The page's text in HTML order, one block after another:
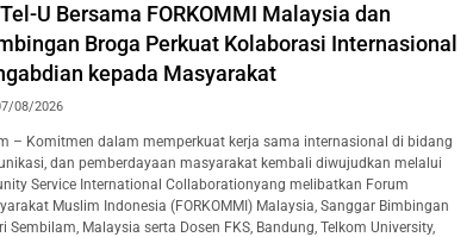
U Bersama FORKOMMI Malaysia dan
Broga Perkuat Kolaborasi Internasional
kepada Masyarakat
08/2026
– Komitmen dalam memperkuat kerja sama internasional di bidang
dan pemberdayaan masyarakat kembali diwujudkan melalui
Service International Collaborationyang melibatkan Forum
Muslim Indonesia (FORKOMMI) Malaysia, Sanggar Bimbingan
Sembilam, Malaysia serta Dosen FKS, Bandung, Telkom University,